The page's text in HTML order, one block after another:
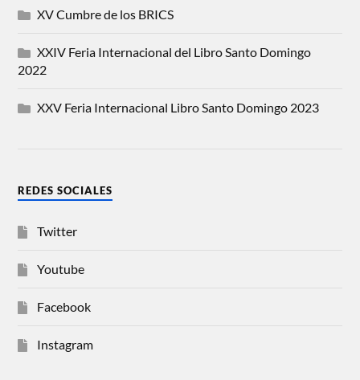
XV Cumbre de los BRICS
XXIV Feria Internacional del Libro Santo Domingo
2022
XXV Feria Internacional Libro Santo Domingo 2023
REDES SOCIALES
Twitter
Youtube
Facebook
Instagram